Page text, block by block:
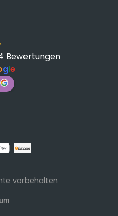
Bewertungen
gle
vorbehalten